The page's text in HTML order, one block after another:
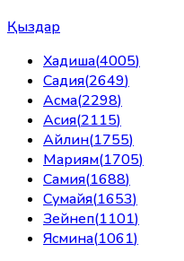
Қыздар
Хадиша(4005)
Садия(2649)
Асма(2298)
Асия(2115)
Айлин(1755)
Мариям(1705)
Самия(1688)
Сумайя(1653)
Зейнеп(1101)
Ясмина(1061)